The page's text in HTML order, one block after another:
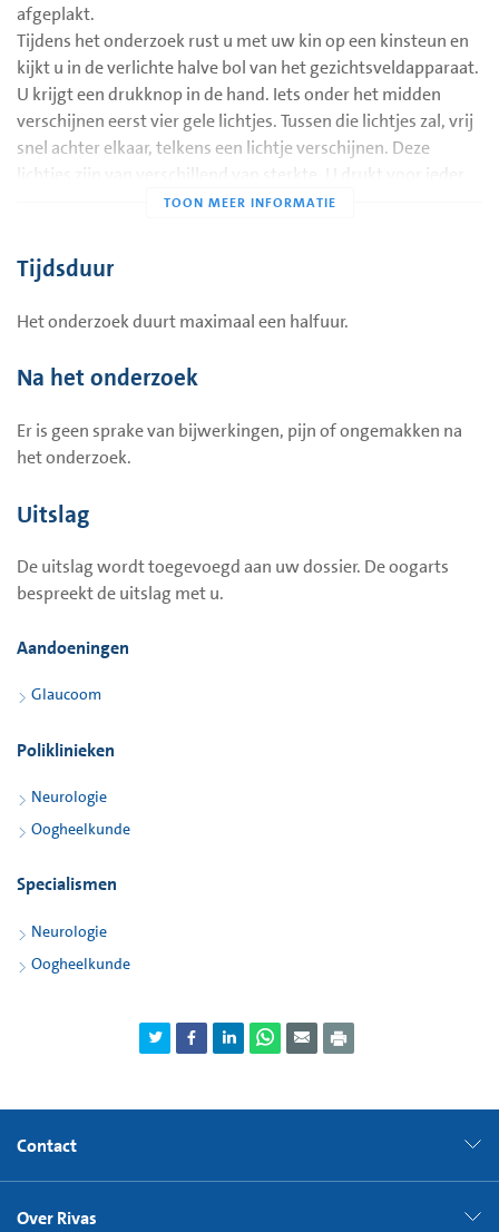
afgeplakt.
Tijdens het onderzoek rust u met uw kin op een kinsteun en
kijkt u in de verlichte halve bol van het gezichtsveldapparaat.
U krijgt een drukknop in de hand. Iets onder het midden
verschijnen eerst vier gele lichtjes. Tussen die lichtjes zal, vrij
snel achter elkaar, telkens een lichtje verschijnen. Deze
lichtjes zijn van verschillend van sterkte. U drukt voor ieder
lichtje wat u ziet op de knop in uw hand.
komen nu verspreid door de bol en zijn ook wisselend van
Het is de bedoeling dat u daarbij wel steeds naar het
Meestal wordt er een pauze gegeven.
Tijdsduur
Het onderzoek duurt maximaal een halfuur.
Na het onderzoek
Er is geen sprake van bijwerkingen, pijn of ongemakken na
het onderzoek.
Uitslag
De uitslag wordt toegevoegd aan uw dossier. De oogarts
bespreekt de uitslag met u.
Aandoeningen
Glaucoom
Poliklinieken
Neurologie
Oogheelkunde
Specialismen
Neurologie
Oogheelkunde
Contact
Over Rivas